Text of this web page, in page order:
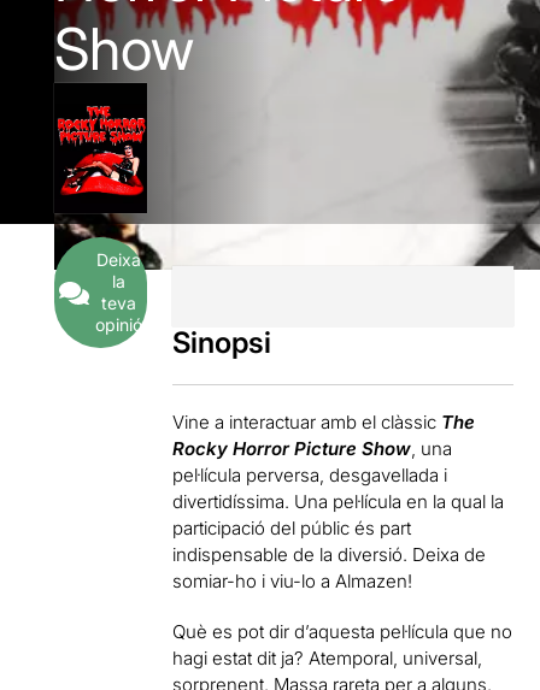
Show
Deixa
la
teva
opinió
Sinopsi
Vine a interactuar amb el clàssic The
Rocky Horror Picture Show, una
pel·lícula perversa, desgavellada i
divertidíssima. Una pel·lícula en la qual la
participació del públic és part
indispensable de la diversió. Deixa de
somiar-ho i viu-lo a Almazen!
Què es pot dir d’aquesta pel·lícula que no
hagi estat dit ja? Atemporal, universal,
sorprenent. Massa rareta per a alguns.